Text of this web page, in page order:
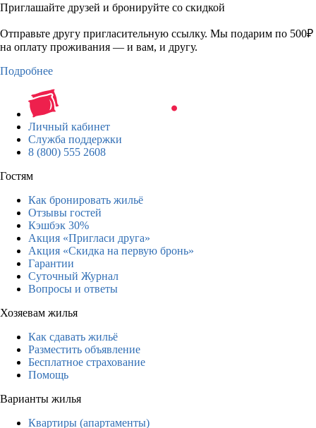
Приглашайте друзей и бронируйте со скидкой
Отправьте другу пригласительную ссылку. Мы подарим по 500₽
на оплату проживания — и вам, и другу.
Подробнее
Личный кабинет
Служба поддержки
8 (800) 555 2608
Гостям
Как бронировать жильё
Отзывы гостей
Кэшбэк 30%
Акция «Пригласи друга»
Акция «Скидка на первую бронь»
Гарантии
Суточный Журнал
Вопросы и ответы
Хозяевам жилья
Как сдавать жильё
Разместить объявление
Бесплатное страхование
Помощь
Варианты жилья
Квартиры (апартаменты)